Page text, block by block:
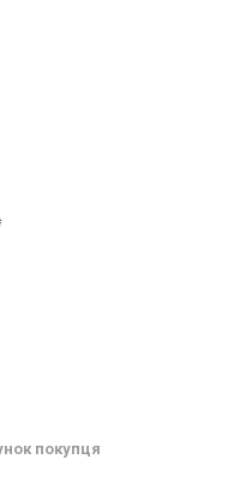
покупця